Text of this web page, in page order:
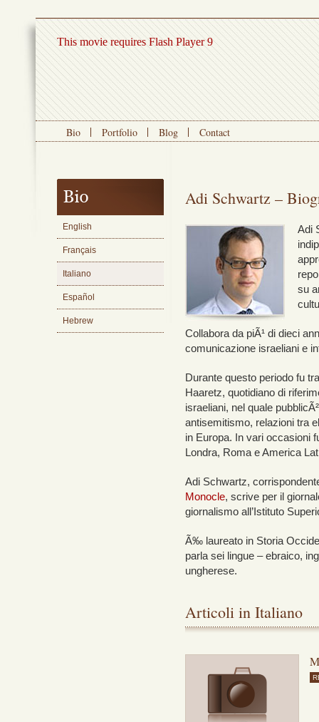
This movie requires Flash Player 9
Bio Portfolio Blog Contact
Adi Schwartz –
Adi
su
Collabora da piÃ¹ di dieci
comunicazione israeliani e
Durante questo periodo fu
Haaretz, quotidiano di
israeliani, nel quale
antisemitismo, relazioni tra
in Europa.
In vari occasioni
Londra, Roma e America
Adi Schwartz,
Monocle, scrive per il
giornalismo all’Istituto
Ã‰ laureato in Storia
parla sei lingue – ebraico,
ungherese.
Articoli in Italiano
English
Français
Italiano
Español
Hebrew